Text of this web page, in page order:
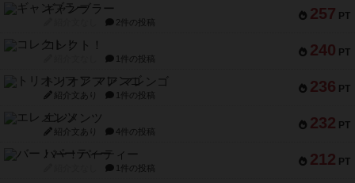
257 PT
ギャンブラー
2件の投稿
240 PT
コレクト！
1件の投稿
236 PT
トリオンフ ア マレンゴ
紹介文あり 1件の投稿
232 PT
エレメンツ
紹介文あり 4件の投稿
212 PT
バー！パーティー
1件の投稿